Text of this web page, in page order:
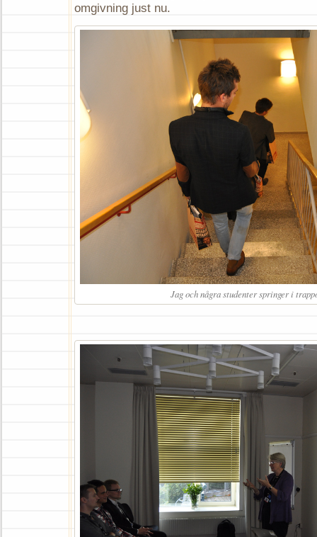
omgivning just nu.
Jag och några studenter springer i